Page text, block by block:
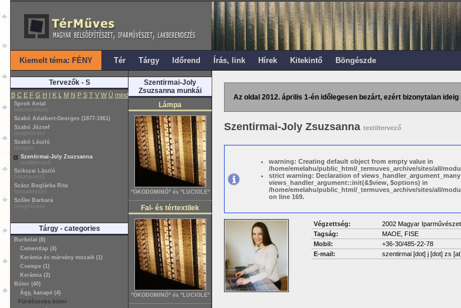
Kiemelt téma: FÉNY Tér Tárgy Időrend Írás, link Hírek Kitekintő Böngészde
Tervezők - S
B C E F G H I K L M N P S T V W Ü mind
Sprok Antal
bútorszobrász
Szabó Adalbert-Georges (1877-1961)
Szabó József
üvegművész
Szabó László
designer
Szentirmai-Joly Zsuzsanna
textiltervező
Szikszai László
bútortervező
Szász Boglárka Rita
formatervező
Szőke Barbara
üvegművész
Tárgy - categories
Burkolat (8)
Cementlap (4)
Kerámia és márvány mozaik (1)
Csempe (1)
Kerámia (2)
Bútor (40)
Ágy, kanapé (4)
Fürdőszoba bútor
Szentirmai-Joly
Zsuzsanna munkái
Lámpa
"ÖKODOMINÓ" és "LUCIOLE"
Fal- és tértextilek
"ÖKODOMINÓ" és "LUCIOLE"
Az oldal 2012. április 1-én időlegesen bezárt, ezért bizonytalan
Szentirmai-Joly Zsuzsanna textiltervező
warning: Creating default object from empty value in
/home/emelahu/public_html/_termuves_archive/sites/all/
strict warning: Declaration of
views_handler_argument::init(&$view, $options) in
/home/emelahu/public_html/_termuves_archive/sites/all/
on line 169.
Végzettség:
2002 Magyar
Tagság:
MAOE, FISE
Mobil:
+36-30/485-22-78
E-mail:
szentirmai [dot] j [dot] zs